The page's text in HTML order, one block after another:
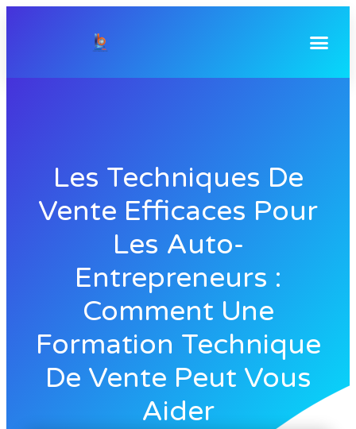
Les Techniques De
Vente Efficaces Pour
Les Auto-
Entrepreneurs :
Comment Une
Formation Technique
De Vente Peut Vous
Aider